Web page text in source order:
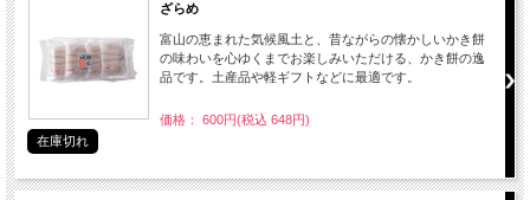
ざらめ
富山の恵まれた気候風土と、昔ながらの懐かしいかき餅
の味わいを心ゆくまでお楽しみいただける、かき餅の逸
品です。土産品や軽ギフトなどに最適です。
価格： 600円(税込 648円)
在庫切れ